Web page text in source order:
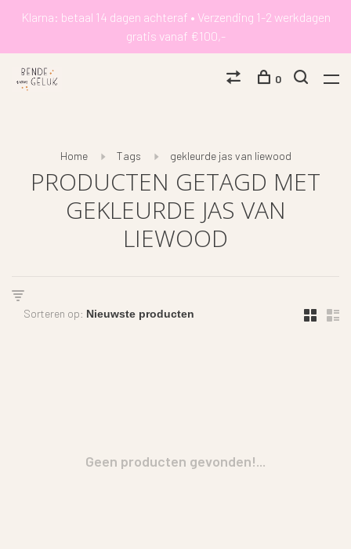
Klarna: betaal 14 dagen achteraf • Verzending 1-2 werkdagen
gratis vanaf €100,-
0
Home Tags gekleurde jas van liewood
PRODUCTEN GETAGD MET
GEKLEURDE JAS VAN
LIEWOOD
Sorteren op:
Geen producten gevonden!...